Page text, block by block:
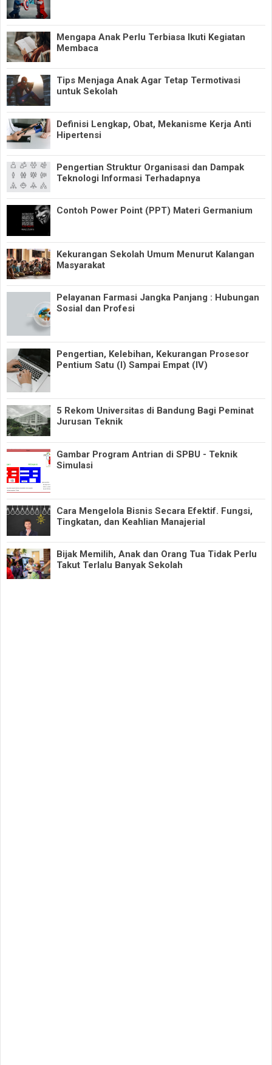
Mengapa Anak Perlu Terbiasa Ikuti Kegiatan
Membaca
Tips Menjaga Anak Agar Tetap Termotivasi
untuk Sekolah
Definisi Lengkap, Obat, Mekanisme Kerja Anti
Hipertensi
Pengertian Struktur Organisasi dan Dampak
Teknologi Informasi Terhadapnya
Contoh Power Point (PPT) Materi Germanium
Kekurangan Sekolah Umum Menurut Kalangan
Masyarakat
Pelayanan Farmasi Jangka Panjang : Hubungan
Sosial dan Profesi
Pengertian, Kelebihan, Kekurangan Prosesor
Pentium Satu (I) Sampai Empat (IV)
5 Rekom Universitas di Bandung Bagi Peminat
Jurusan Teknik
Gambar Program Antrian di SPBU - Teknik
Simulasi
Cara Mengelola Bisnis Secara Efektif. Fungsi,
Tingkatan, dan Keahlian Manajerial
Bijak Memilih, Anak dan Orang Tua Tidak Perlu
Takut Terlalu Banyak Sekolah